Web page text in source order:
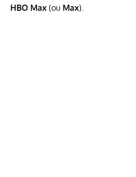
HBO Max (ou Max).